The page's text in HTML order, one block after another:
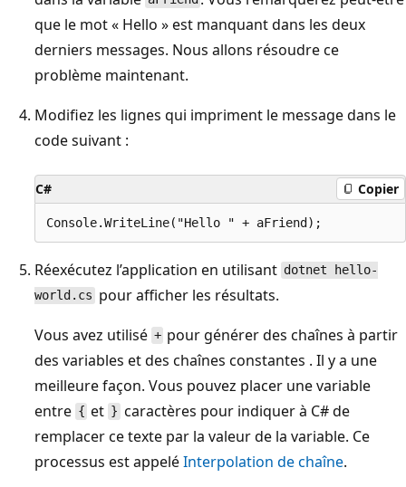
que le mot « Hello » est manquant dans les deux
derniers messages. Nous allons résoudre ce
problème maintenant.
Modifiez les lignes qui impriment le message dans le
code suivant :
C# Copier
Réexécutez l’application en utilisant dotnet hello-
world.cs pour afficher les résultats.
Vous avez utilisé + pour générer des chaînes à partir
des variables et des chaînes constantes . Il y a une
meilleure façon. Vous pouvez placer une variable
entre { et } caractères pour indiquer à C# de
remplacer ce texte par la valeur de la variable. Ce
processus est appeléInterpolation de chaîne.